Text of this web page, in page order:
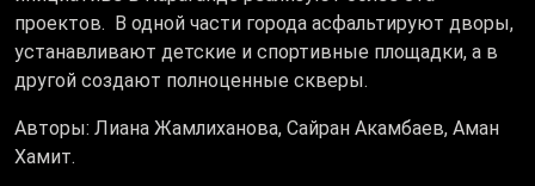
проектов. В одной части города асфальтируют дворы,
устанавливают детские и спортивные площадки, а в
другой создают полноценные скверы.
Авторы: Лиана Жамлиханова, Сайран Акамбаев, Аман
Хамит.